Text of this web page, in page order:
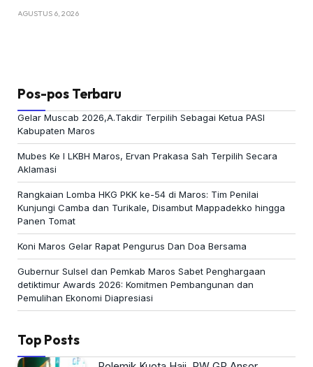
AGUSTUS 6, 2026
Pos-pos Terbaru
Gelar Muscab 2026,A.Takdir Terpilih Sebagai Ketua PASI
Kabupaten Maros
Mubes Ke I LKBH Maros, Ervan Prakasa Sah Terpilih Secara
Aklamasi
Rangkaian Lomba HKG PKK ke-54 di Maros: Tim Penilai
Kunjungi Camba dan Turikale, Disambut Mappadekko hingga
Panen Tomat
Koni Maros Gelar Rapat Pengurus Dan Doa Bersama
Gubernur Sulsel dan Pemkab Maros Sabet Penghargaan
detiktimur Awards 2026: Komitmen Pembangunan dan
Pemulihan Ekonomi Diapresiasi
Top Posts